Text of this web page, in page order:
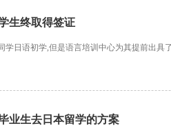
生终取得签证
学日语初学,但是语言培训中心为其提前出具
业生去日本留学的方案